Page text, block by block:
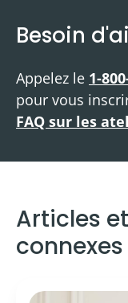
Besoin
Appelez le 1-
pour vous
FAQ sur les
Articles
connexes